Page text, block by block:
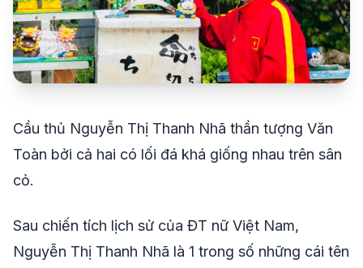
Cầu thủ Nguyễn Thị Thanh Nhã thần tượng Văn
Toàn bởi cả hai có lối đá khá giống nhau trên sân
cỏ.
Sau chiến tích lịch sử của ĐT nữ Việt Nam,
Nguyễn Thị Thanh Nhã là 1 trong số những cái tên